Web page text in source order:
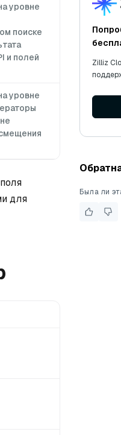
уровне
поиске
и полей
уровне
для
Zilliz
Была ли